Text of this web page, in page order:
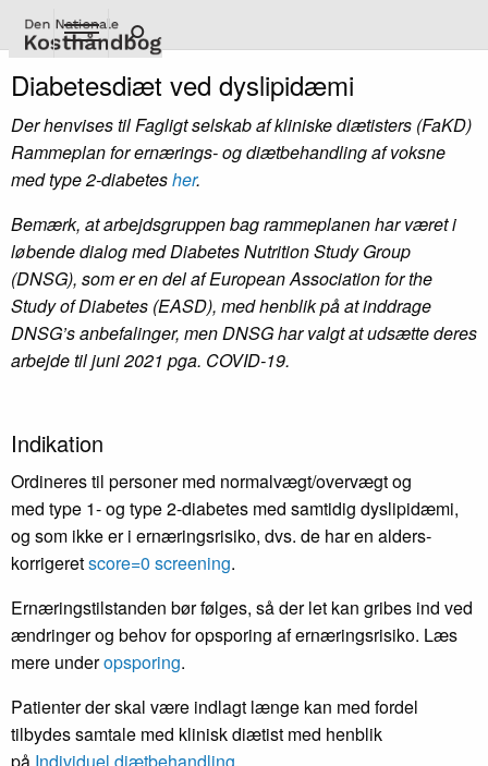
hovedindhold
Diabetesdiæt ved dyslipidæmi
Der henvises til Fagligt selskab af kliniske diætisters (FaKD)
Rammeplan for ernærings- og diætbehandling af voksne
med type 2-diabetesher.
Bemærk, at arbejdsgruppen bag rammeplanen har været i
løbende dialog med Diabetes Nutrition Study Group
(DNSG), som er en del af European Association for the
Study of Diabetes (EASD), med henblik på at inddrage
DNSG’s anbefalinger, men DNSG har valgt at udsætte deres
arbejde til juni 2021 pga. COVID-19.
Indikation
Ordineres til personer med normalvægt/overvægt og
med type 1- og type 2-diabetes med samtidig dyslipidæmi,
og som ikke er i ernæringsrisiko, dvs. de har en alders­
korrigeretscore=0 screening.
Ernæringstilstanden bør følges, så der let kan gribes ind ved
ændringer og behov for opsporing af ernæringsrisiko. Læs
mere underopsporing.
Patienter der skal være indlagt længe kan med fordel
tilbydes samtale med klinisk diætist med henblik